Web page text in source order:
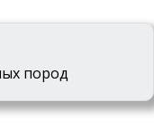
пород